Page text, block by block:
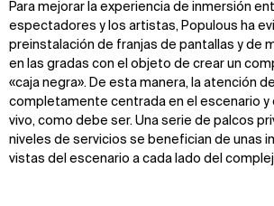
Para mejorar la experiencia de inmersión
espectadores y los artistas, Populous ha
preinstalación de franjas de pantallas y de
en las gradas con el objeto de crear un
«caja negra». De esta manera, la atención
completamente centrada en el escenario y
vivo, como debe ser. Una serie de palcos
niveles de servicios se benefician de unas
vistas del escenario a cada lado del